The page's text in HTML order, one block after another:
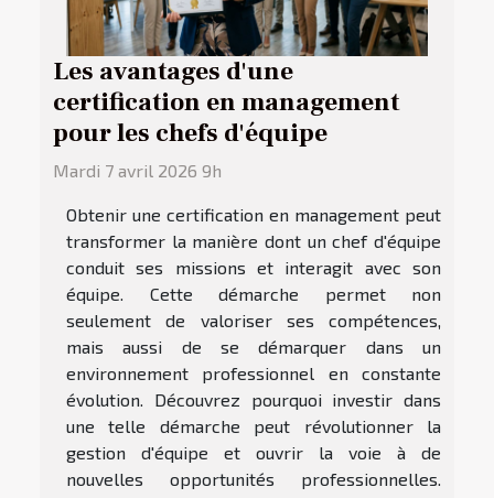
Les avantages d'une
certification en management
pour les chefs d'équipe
Mardi 7 avril 2026 9h
Obtenir une certification en management peut
transformer la manière dont un chef d'équipe
conduit ses missions et interagit avec son
équipe. Cette démarche permet non
seulement de valoriser ses compétences,
mais aussi de se démarquer dans un
environnement professionnel en constante
évolution. Découvrez pourquoi investir dans
une telle démarche peut révolutionner la
gestion d'équipe et ouvrir la voie à de
nouvelles opportunités professionnelles.